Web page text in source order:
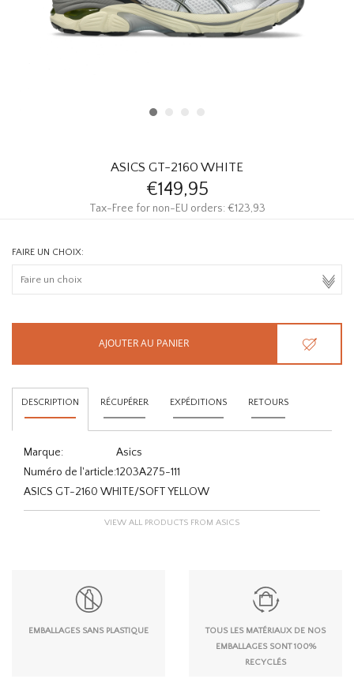
THE EDIT
ASICS GT-2160 WHITE
€149,95
Tax-Free for non-EU orders: €123,93
FAIRE UN CHOIX:
AJOUTER AU PANIER
DESCRIPTION RÉCUPÉRER EXPÉDITIONS RETOURS
Marque:
Asics
Numéro de l'article:1203A275-111
ASICS GT-2160 WHITE/SOFT YELLOW
VIEW ALL PRODUCTS FROM ASICS
EMBALLAGES SANS PLASTIQUE
TOUS LES MATÉRIAUX DE NOS
EMBALLAGES SONT 100%
RECYCLÉS